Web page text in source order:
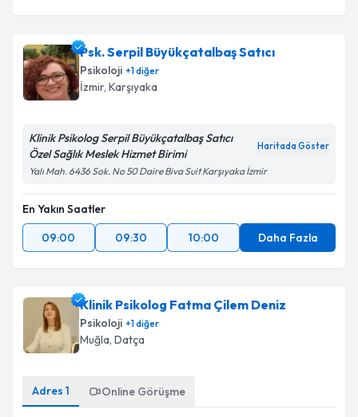
Psk. Serpil Büyükçatalbaş Satıcı
Psikoloji +1diğer
İzmir, Karşıyaka
Klinik Psikolog Serpil Büyükçatalbaş Satıcı
Özel Sağlık Meslek Hizmet Birimi
Haritada Göster
Yalı Mah. 6436 Sok. No 50 Daire Biva Suit Karşıyaka İzmir
En Yakın Saatler
09:00
09:30 10:00 Daha Fazla
Klinik Psikolog Fatma Çilem Deniz
Psikoloji +1diğer
Muğla, Datça
Adres 1 Online Görüşme